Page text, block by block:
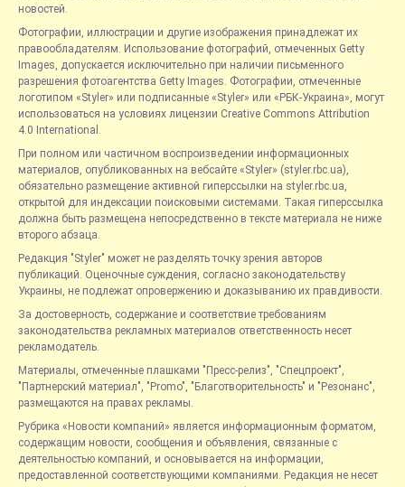
новостей.
Фотографии, иллюстрации и другие изображения принадлежат их
правообладателям. Использование фотографий, отмеченных Getty
Images, допускается исключительно при наличии письменного
разрешения фотоагентства Getty Images. Фотографии, отмеченные
логотипом «Styler» или подписанные «Styler» или «РБК-Украина», могут
использоваться на условиях лицензии Creative Commons Attribution
4.0 International.
При полном или частичном воспроизведении информационных
материалов, опубликованных на вебсайте «Styler» (styler.rbc.ua),
обязательно размещение активной гиперссылки на styler.rbc.ua,
открытой для индексации поисковыми системами. Такая гиперссылка
должна быть размещена непосредственно в тексте материала не ниже
второго абзаца.
Редакция "Styler" может не разделять точку зрения авторов
публикаций. Оценочные суждения, согласно законодательству
Украины, не подлежат опровержению и доказыванию их правдивости.
За достоверность, содержание и соответствие требованиям
законодательства рекламных материалов ответственность несет
рекламодатель.
Материалы, отмеченные плашками "Пресс-релиз", "Спецпроект",
"Партнерский материал", "Promo", "Благотворительность" и "Резонанс",
размещаются на правах рекламы.
Рубрика «Новости компаний» является информационным форматом,
содержащим новости, сообщения и объявления, связанные с
деятельностью компаний, и основывается на информации,
предоставленной соответствующими компаниями. Редакция не несет